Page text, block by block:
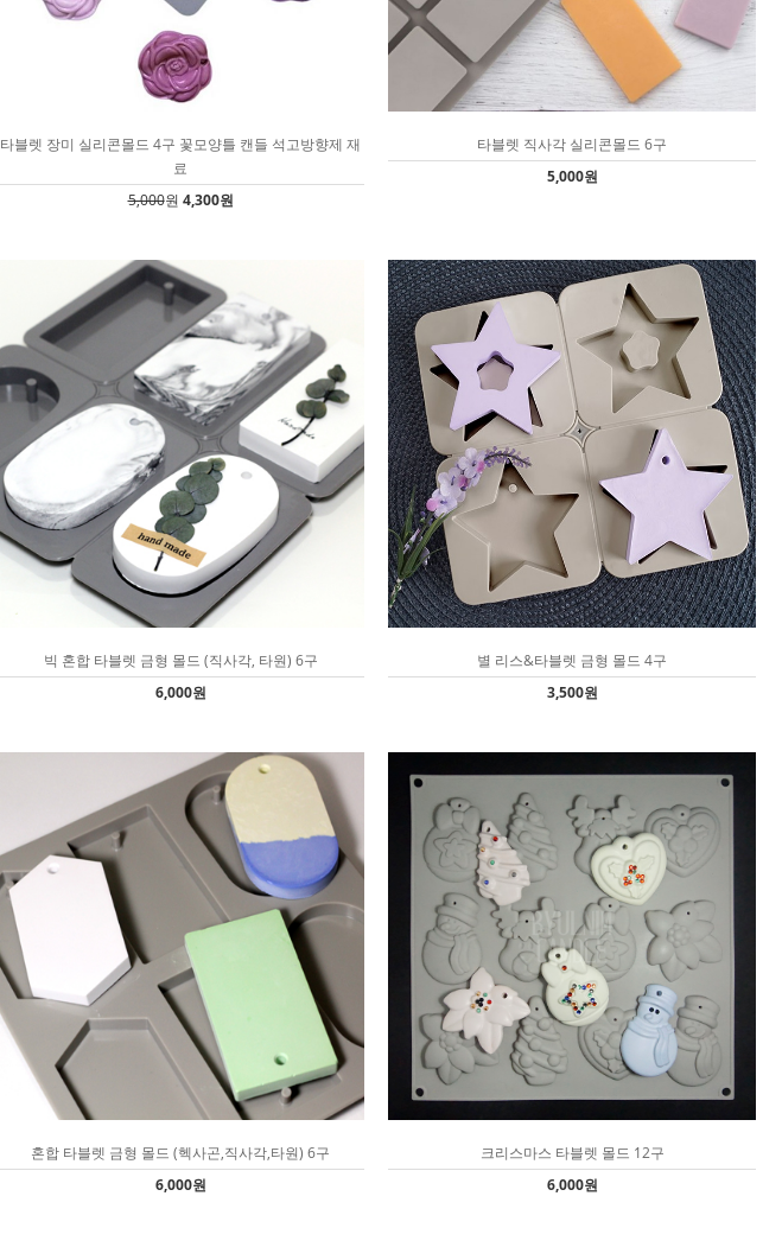
타블렛 장미 실리콘몰드 4구 꽃모양틀 캔들 석고방향제 재
료
5,000원 4,300원
타블렛 직사각 실리콘몰드 6구
5,000원
빅 혼합 타블렛 금형 몰드 (직사각, 타원) 6구
6,000원
별 리스&타블렛 금형 몰드 4구
3,500원
혼합 타블렛 금형 몰드 (헥사곤,직사각,타원) 6구
6,000원
크리스마스 타블렛 몰드 12구
6,000원